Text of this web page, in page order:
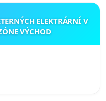
VÝCHOD